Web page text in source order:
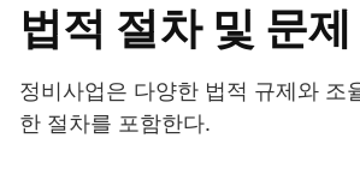
법적 절차 및 문
정비사업은 다양한 법적 규제와 조
한 절차를 포함한다.